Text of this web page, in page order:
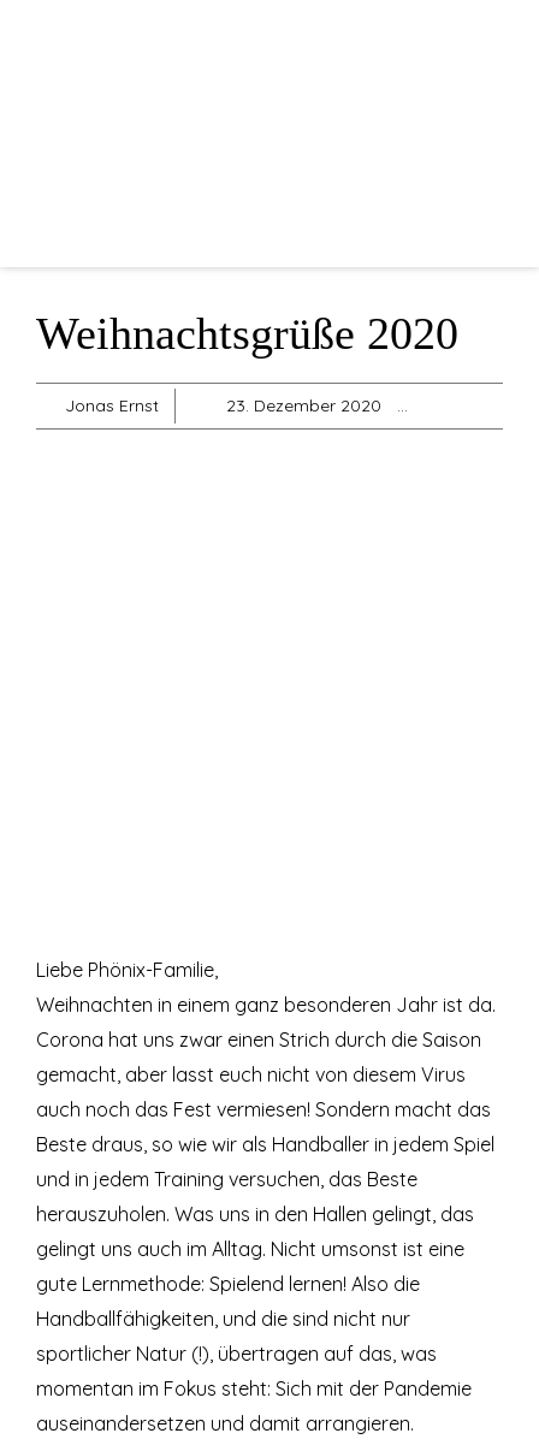
Weihnachtsgrüße 2020
Jonas Ernst 23. Dezember 2020
Liebe Phönix-Familie,
Weihnachten in einem ganz besonderen Jahr ist da.
Corona hat uns zwar einen Strich durch die Saison
gemacht, aber lasst euch nicht von diesem Virus
auch noch das Fest vermiesen! Sondern macht das
Beste draus, so wie wir als Handballer in jedem Spiel
und in jedem Training versuchen, das Beste
herauszuholen. Was uns in den Hallen gelingt, das
gelingt uns auch im Alltag. Nicht umsonst ist eine
gute Lernmethode: Spielend lernen! Also die
Handballfähigkeiten, und die sind nicht nur
sportlicher Natur (!), übertragen auf das, was
momentan im Fokus steht: Sich mit der Pandemie
auseinandersetzen und damit arrangieren.
Shop
Sonstiges